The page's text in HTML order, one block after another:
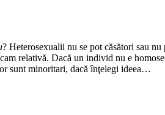
? Heterosexualii nu se pot căsători sau
relativă. Dacă un individ nu e
sunt minoritari, dacă înţelegi ideea…